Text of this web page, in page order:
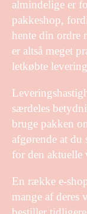
almindelige er
pakkeshop,
hente din ordre
er altså meget
letkøbte
særdeles
bruge pakken
afgørende at du
for den aktuelle
En række e-
mange af deres